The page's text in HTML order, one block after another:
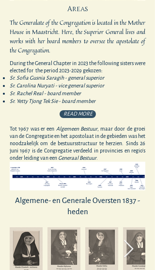
Areas
The Generalate of the Congregation is located in the Mother
House in Maastricht. Here, the Superior General lives and
works with her board members to oversee the apostolate of
the Congregation.
During the General Chapter in 2023 the following sisters were
elected for the period2023-2029 gekozen:
Sr. Sofia Gusnia Saragih - general superior
Sr. Carolina Nuryati - vice general superior
Sr. Rachel Real - board member
Sr. Yetty Tjong Tek Sie - board member
READ MORE
Tot 1967 was er een Algemeen Bestuur, maar door de groei
van de Congregatie en het apostolaat in de gebieden was het
noodzakelijk om de bestuursstructuur te herzien. Sinds 26
juni 1967 is de Congregatie verdeeld in provincies en regio's
onder leiding van een Generaal Bestuur.
Algemene- en Generale Oversten 1837 -
heden